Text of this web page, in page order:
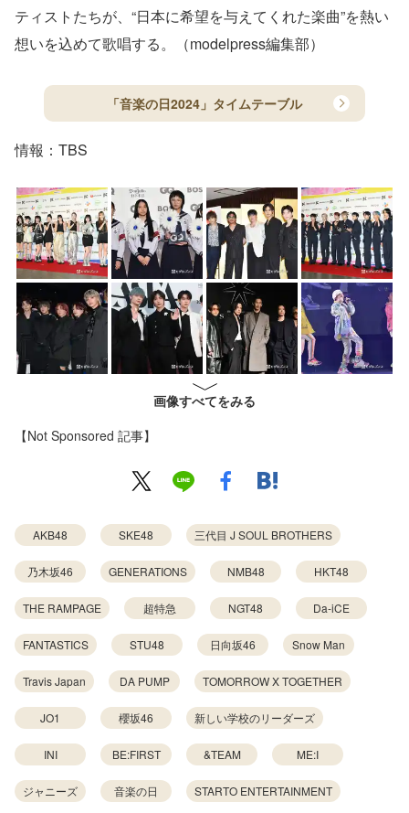
ティストたちが、“日本に希望を与えてくれた楽曲”を熱い
想いを込めて歌唱する。（modelpress編集部）
「音楽の日2024」タイムテーブル
情報：TBS
画像すべてをみる
【Not Sponsored 記事】
AKB48 SKE48 三代目 J SOUL BROTHERS
乃木坂46 GENERATIONS NMB48 HKT48
THE RAMPAGE 超特急 NGT48 Da-iCE
FANTASTICS STU48 日向坂46 Snow Man
Travis Japan DA PUMP TOMORROW X TOGETHER
JO1 櫻坂46 新しい学校のリーダーズ
INI BE:FIRST &TEAM ME:I
ジャニーズ 音楽の日 STARTO ENTERTAINMENT